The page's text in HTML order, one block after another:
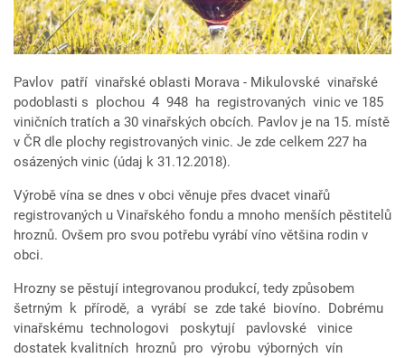
Pavlov patří vinařské oblasti Morava - Mikulovské vinařské
podoblasti s plochou 4 948 ha registrovaných vinic ve 185
viničních tratích a 30 vinařských obcích. Pavlov je na 15. místě
v ČR dle plochy registrovaných vinic. Je zde celkem 227 ha
osázených vinic (údaj k 31.12.2018).
Výrobě vína se dnes v obci věnuje přes dvacet vinařů
registrovaných u Vinařského fondu a mnoho menších pěstitelů
hroznů. Ovšem pro svou potřebu vyrábí víno většina rodin v
obci.
Hrozny se pěstují integrovanou produkcí, tedy způsobem
šetrným k přírodě, a vyrábí se zde také biovíno. Dobrému
vinařskému technologovi poskytují pavlovské vinice
dostatek kvalitních hroznů pro výrobu výborných vín